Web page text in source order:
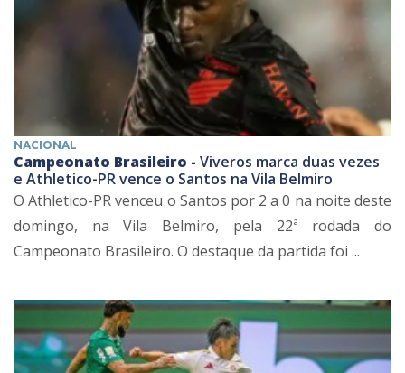
NACIONAL
Campeonato Brasileiro - Viveros marca duas vezes
e Athletico-PR vence o Santos na Vila Belmiro
O Athletico-PR venceu o Santos por 2 a 0 na noite deste
domingo, na Vila Belmiro, pela 22ª rodada do
Campeonato Brasileiro. O destaque da partida foi ...